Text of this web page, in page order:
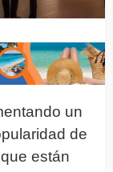
un
de
que están